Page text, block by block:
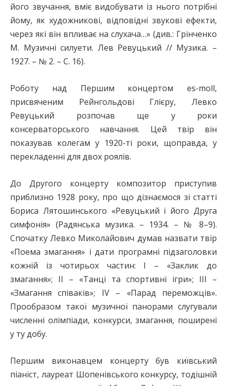
його звучання, вміє видобувати із нього потрібні
йому, як художникові, відповідні звукові ефекти,
через які він впливає на слухача…» (див.: Грінченко
М. Музичні силуети. Лев Ревуцький // Музика. –
1927. – № 2. – С. 16).
Роботу над Першим концертом es-moll,
присвяченим Рейнгольдові Глієру, Левко
Ревуцький розпочав ще у роки
консерваторського навчання. Цей твір він
показував колегам у 1920-ті роки, щоправда, у
перекладенні для двох роялів.
До Другого концерту композитор приступив
приблизно 1928 року, про що дізнаємося зі статті
Бориса Лятошинського «Ревуцький і його Друга
симфонія» (Радянська музика. – 1934. – № 8–9).
Спочатку Левко Миколайович думав назвати твір
«Поема змагання» і дати програмні підзаголовки
кожній із чотирьох частин: І – «Заклик до
змагання»; ІІ – «Танці та спортивні ігри»; ІІІ –
«Змагання співаків»; IV – «Парад переможців».
Прообразом такої музичної панорами слугували
численні олімпіади, конкурси, змагання, поширені
у ту добу.
Першим виконавцем концерту був київський
піаніст, лауреат Шопенівського конкурсу, тодішній